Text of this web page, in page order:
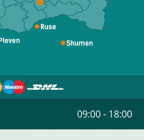
09:00 - 18:00